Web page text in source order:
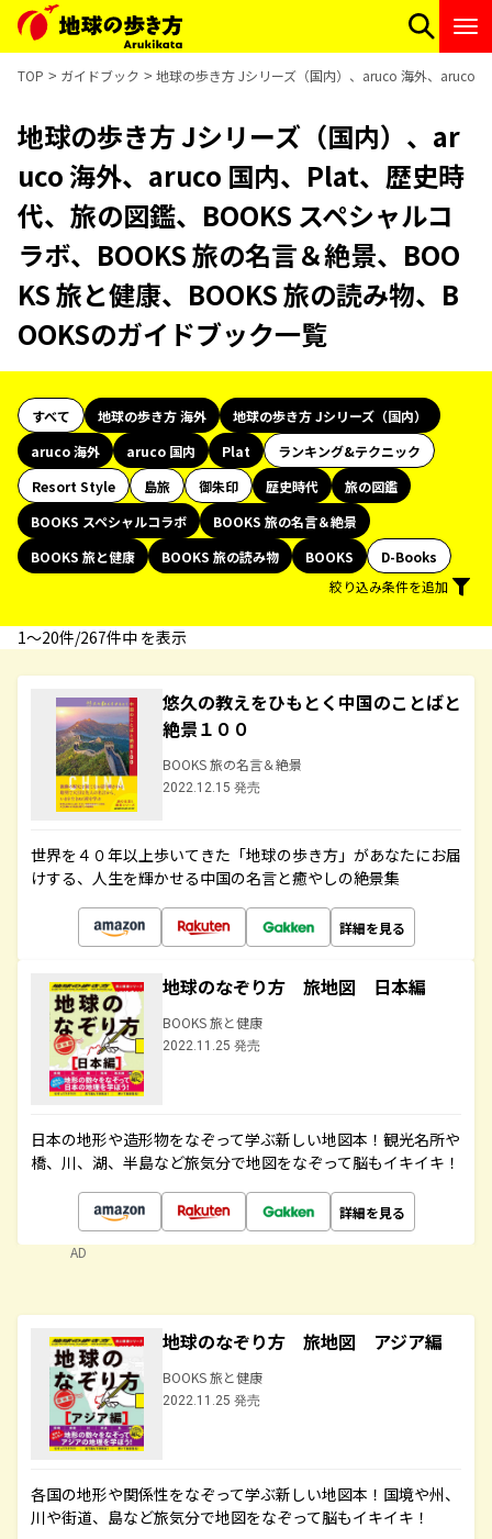
TOP ガイドブック 地球の歩き方 Jシリーズ（国内）、aruco 海外、aruco
地球の歩き方 Jシリーズ（国内）、ar
uco 海外、aruco 国内、Plat、歴史時
代、旅の図鑑、BOOKS スペシャルコ
ラボ、BOOKS 旅の名言＆絶景、BOO
KS 旅と健康、BOOKS 旅の読み物、B
OOKSのガイドブック一覧
すべて 地球の歩き方 海外
地球の歩き方 Jシリーズ（国内）
aruco 海外
aruco 国内 Plat
ランキング&テクニック
Resort Style
島旅 御朱印 歴史時代
旅の図鑑
BOOKS スペシャルコラボ
BOOKS 旅の名言＆絶景
BOOKS 旅と健康
BOOKS 旅の読み物 BOOKS
D-Books
絞り込み条件を追加
1〜20件/267件中 を表示
悠久の教えをひもとく中国のことばと
絶景１００
BOOKS 旅の名言＆絶景
2022.12.15 発売
世界を４０年以上歩いてきた「地球の歩き方」があなたにお届
けする、人生を輝かせる中国の名言と癒やしの絶景集
詳細を見る
地球のなぞり方 旅地図 日本編
BOOKS 旅と健康
2022.11.25 発売
日本の地形や造形物をなぞって学ぶ新しい地図本！観光名所や
橋、川、湖、半島など旅気分で地図をなぞって脳もイキイキ！
詳細を見る
AD
地球のなぞり方 旅地図 アジア編
BOOKS 旅と健康
2022.11.25 発売
各国の地形や関係性をなぞって学ぶ新しい地図本！国境や州、
川や街道、島など旅気分で地図をなぞって脳もイキイキ！